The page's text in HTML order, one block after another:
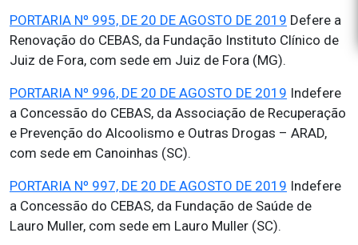
PORTARIA Nº 995, DE 20 DE AGOSTO DE 2019 Defere a
Renovação do CEBAS, da Fundação Instituto Clínico de
Juiz de Fora, com sede em Juiz de Fora (MG).
PORTARIA Nº 996, DE 20 DE AGOSTO DE 2019 Indefere
a Concessão do CEBAS, da Associação de Recuperação
e Prevenção do Alcoolismo e Outras Drogas – ARAD,
com sede em Canoinhas (SC).
PORTARIA Nº 997, DE 20 DE AGOSTO DE 2019 Indefere
a Concessão do CEBAS, da Fundação de Saúde de
Lauro Muller, com sede em Lauro Muller (SC).